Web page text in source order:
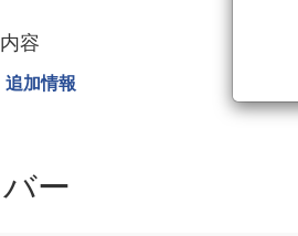
容
追加情報
バー